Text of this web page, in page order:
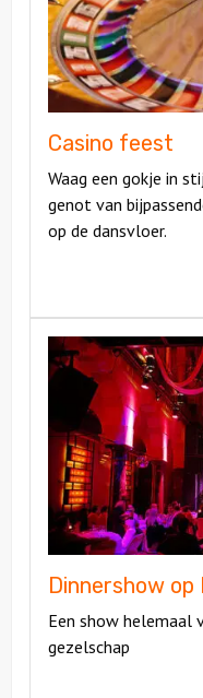
Casino feest
Waag een gokje in
genot van
op de dansvloer.
Dinnershow op
Een show helemaal
gezelschap
Dinnershow